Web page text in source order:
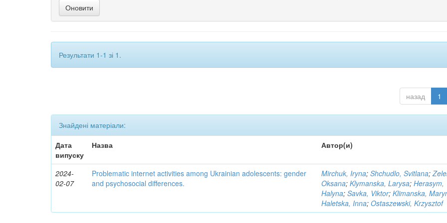
Результати 1-1 зі 1.
назад 1
Знайдені матеріали:
Дата
випуску
Назва Автор(и)
2024-
02-07
Problematic internet activities among Ukrainian adolescents: gender
and psychosocial differences.
Mirchuk, Iryna;Shchudlo, Svitlana;
Oksana;Klymanska, Larysa;Herasym,
Halyna;Savka, Viktor;Klimanska,
Haletska, Inna;Ostaszewski, Krzysztof